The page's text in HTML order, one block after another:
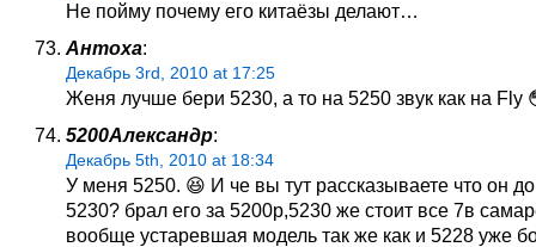
Не пойму почему его китаёзы делают…
Антоха:
Декабрь 3rd, 2010 at 17:25
Женя лучше бери 5230, а то на 5250 звук как на Fly
5200Александр:
Декабрь 5th, 2010 at 18:34
У меня 5250. 😆 И че вы тут рассказываете что он
5230? брал его за 5200р,5230 же стоит все 7в
вообще устаревшая модель так же как и 5228 уже